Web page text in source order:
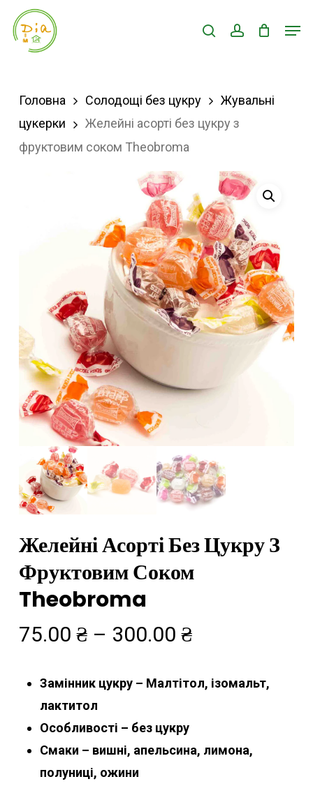
Skip
searchaccount
Головна Солодощі без цукру
Жувальні
цукерки
Желейні асорті без цукру з
фруктовим соком Theobroma
Желейні Асорті Без Цукру З
Фруктовим Соком
Theobroma
75.00 ₴ – 300.00 ₴Діапазон
від
75.00 ₴
Замінник цукру – Малтітол, ізомальт,
лактитол
Особливості – без цукру
Смаки – вишні, апельсина, лимона,
полуниці, ожини